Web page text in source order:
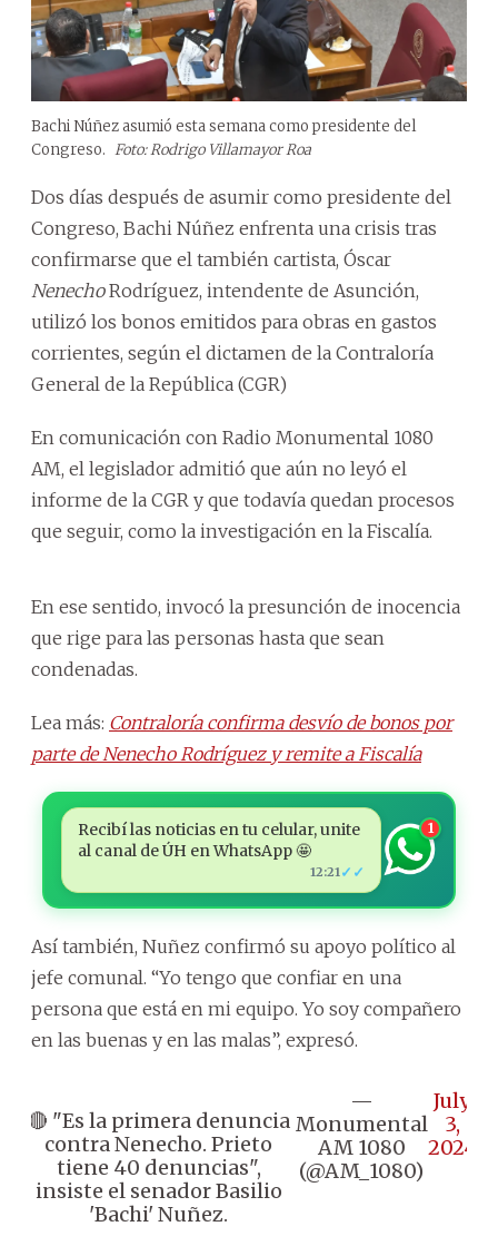
Bachi Núñez asumió esta semana como presidente del
Congreso. Foto: Rodrigo Villamayor Roa
Dos días después de asumir como presidente del
Congreso, Bachi Núñez enfrenta una crisis tras
confirmarse que el también cartista, Óscar
NenechoRodríguez, intendente de Asunción,
utilizó los bonos emitidos para obras en gastos
corrientes, según el dictamen de la Contraloría
General de la República (CGR)
En comunicación con Radio Monumental 1080
AM, el legislador admitió que aún no leyó el
informe de la CGR y que todavía quedan procesos
que seguir, como la investigación en la Fiscalía.
En ese sentido, invocó la presunción de inocencia
que rige para las personas hasta que sean
condenadas.
Lea más: Contraloría confirma desvío de bonos por
parte de Nenecho Rodríguez y remite a Fiscalía
Recibí las noticias en tu celular, unite
al canal de ÚH en WhatsApp 🤩
12:21 ✓✓
1
Así también, Nuñez confirmó su apoyo político al
jefe comunal. “Yo tengo que confiar en una
persona que está en mi equipo. Yo soy compañero
en las buenas y en las malas”, expresó.
🔴 "Es la primera denuncia
contra Nenecho. Prieto
tiene 40 denuncias",
insiste el senador Basilio
'Bachi' Nuñez.
—
Monumental
AM 1080
(@AM_1080)
July
3,
2024